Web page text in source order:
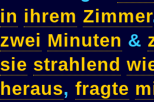
in ihrem Zimmer
zwei Minuten &
sie strahlend
heraus, fragte